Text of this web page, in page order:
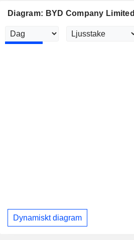
Diagram: BYD Company Limited
Dynamiskt diagram